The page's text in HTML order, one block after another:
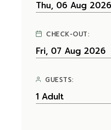
CHECK-OUT:
GUESTS: